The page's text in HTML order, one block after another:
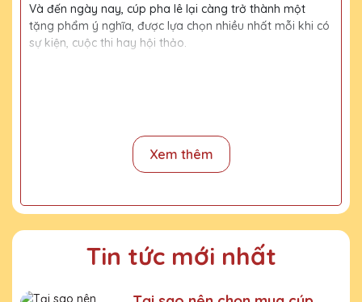
Và đến ngày nay, cúp pha lê lại càng trở thành một
tặng phẩm ý nghĩa, được lựa chọn nhiều nhất mỗi khi có
sự kiện, cuộc thi hay hội thảo.
Quy trình sản xuất
Gửi bản vẽ, báo giá khách duyệt
Xem thêm
Tin tức mới nhất